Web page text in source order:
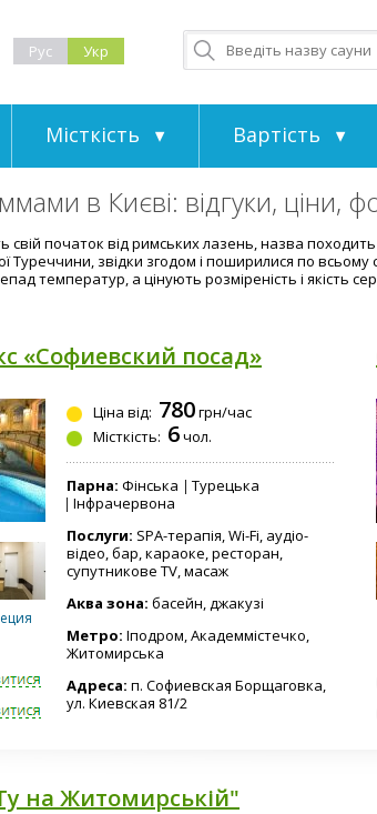
Рус Укр
Місткість Вартість
в Києві: відгуки, ціни,
свій початок від римських лазень, назва
Туреччини, звідки згодом і поширилися по
температур, а цінують розміреність і якість
«Софиевский посад»
Ціна від: 780грн/час
Місткість: 6чол.
Парна: Фінська
Турецька
Інфрачервона
Послуги: SPA-терапія, Wi-Fi, аудіо-
відео, бар, караоке, ресторан,
супутникове TV, масаж
Аква зона: басейн, джакузі
Метро: Іподром, Академмістечко,
Житомирська
Адреса: п. Софиевская Борщаговка,
ул. Киевская 81/2
на Житомирській"